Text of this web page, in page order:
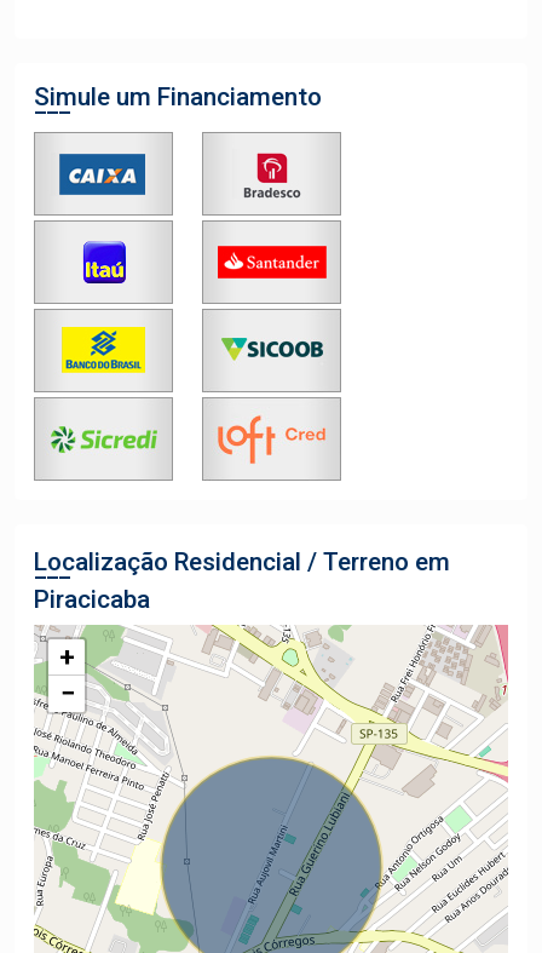
Simule um Financiamento
Localização Residencial / Terreno em
Piracicaba
+
−